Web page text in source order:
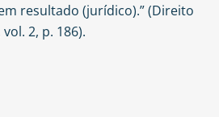
resultado (jurídico).” (Direito
2, p. 186).